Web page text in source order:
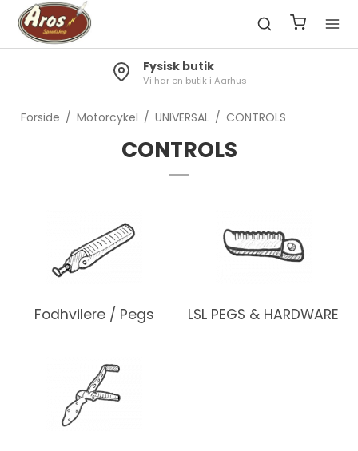
Fysisk butik
Vi har en butik i Aarhus
Forside / Motorcykel / UNIVERSAL / CONTROLS
CONTROLS
Fodhvilere / Pegs LSL PEGS & HARDWARE